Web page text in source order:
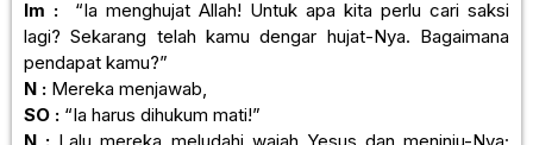
Im : “Ia menghujat Allah! Untuk apa kita perlu cari saksi
lagi? Sekarang telah kamu dengar hujat-Nya. Bagaimana
pendapat kamu?”
N : Mereka menjawab,
SO : “Ia harus dihukum mati!”